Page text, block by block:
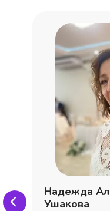
Надежда
Ушакова